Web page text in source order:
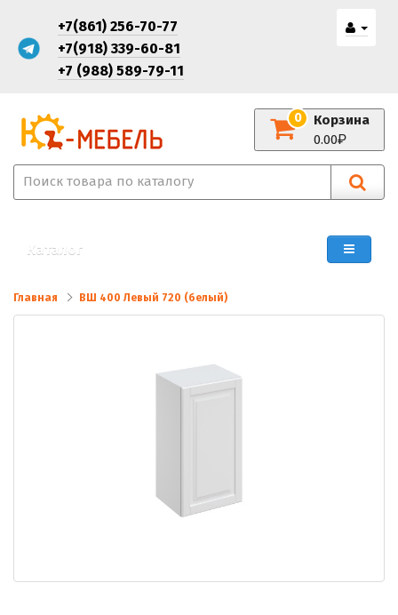
+7(861) 256-70-77
+7(918) 339-60-81
+7 (988) 589-79-11
Корзина
0
0.00
Каталог
Главная ВШ 400 Левый 720 (белый)